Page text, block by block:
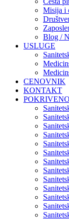
Misija i
Blog /
USLUGE
CENOVNIK
KONTAKT